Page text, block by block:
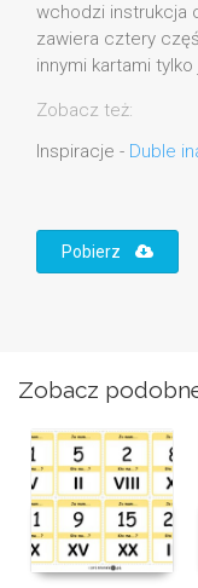
wchodzi instrukcja
zawiera cztery
innymi kartami
Zobacz też:
Inspiracje - Duble
Pobierz
Zobacz